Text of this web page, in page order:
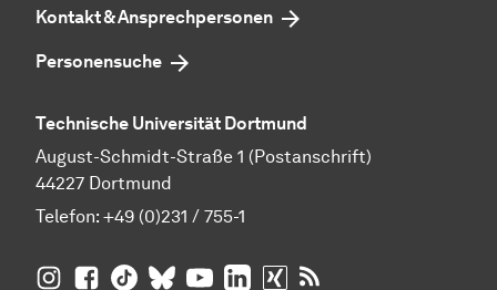
Kontakt & Ansprechpersonen
Personensuche
Technische Universität Dortmund
August-Schmidt-Straße 1 (Postanschrift)
44227 Dortmund
Telefon: +49 (0)231 / 755-1
TU Dortmund aufInsta­gram
TU Dortmund auf Facebook
TU Dortmund auf TikTok
TU Dortmund auf BlueSky
TU Dortmund auf YouTube
TU Dortmund auf LinkedIn
TU Dortmund auf XING